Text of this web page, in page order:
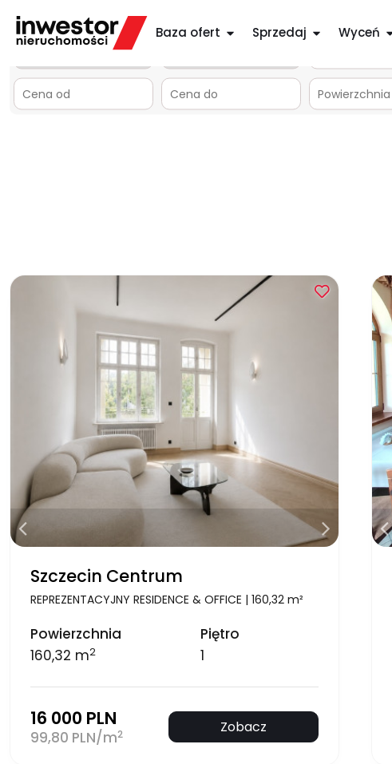
Baza ofert Sprzedaj Wyceń
Szczecin
Szczecin Centrum
REPREZENTACYJNY RESIDENCE & OFFICE | 160,32 m²
Powierzchnia
160,32 m2
Piętro
1
16 000 PLN
99,80 PLN/m2 Zobacz